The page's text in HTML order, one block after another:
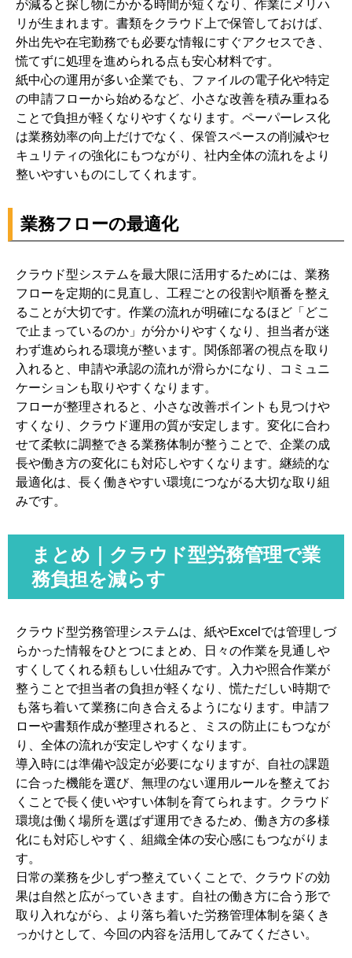
が減ると探し物にかかる時間が短くなり、作業にメリハ
リが生まれます。書類をクラウド上で保管しておけば、
外出先や在宅勤務でも必要な情報にすぐアクセスでき、
慌てずに処理を進められる点も安心材料です。
紙中心の運用が多い企業でも、ファイルの電子化や特定
の申請フローから始めるなど、小さな改善を積み重ねる
ことで負担が軽くなりやすくなります。ペーパーレス化
は業務効率の向上だけでなく、保管スペースの削減やセ
キュリティの強化にもつながり、社内全体の流れをより
整いやすいものにしてくれます。
業務フローの最適化
クラウド型システムを最大限に活用するためには、業務
フローを定期的に見直し、工程ごとの役割や順番を整え
ることが大切です。作業の流れが明確になるほど「どこ
で止まっているのか」が分かりやすくなり、担当者が迷
わず進められる環境が整います。関係部署の視点を取り
入れると、申請や承認の流れが滑らかになり、コミュニ
ケーションも取りやすくなります。
フローが整理されると、小さな改善ポイントも見つけや
すくなり、クラウド運用の質が安定します。変化に合わ
せて柔軟に調整できる業務体制が整うことで、企業の成
長や働き方の変化にも対応しやすくなります。継続的な
最適化は、長く働きやすい環境につながる大切な取り組
みです。
まとめ｜クラウド型労務管理で業
務負担を減らす
クラウド型労務管理システムは、紙やExcelでは管理しづ
らかった情報をひとつにまとめ、日々の作業を見通しや
すくしてくれる頼もしい仕組みです。入力や照合作業が
整うことで担当者の負担が軽くなり、慌ただしい時期で
も落ち着いて業務に向き合えるようになります。申請フ
ローや書類作成が整理されると、ミスの防止にもつなが
り、全体の流れが安定しやすくなります。
導入時には準備や設定が必要になりますが、自社の課題
に合った機能を選び、無理のない運用ルールを整えてお
くことで長く使いやすい体制を育てられます。クラウド
環境は働く場所を選ばず運用できるため、働き方の多様
化にも対応しやすく、組織全体の安心感にもつながりま
す。
日常の業務を少しずつ整えていくことで、クラウドの効
果は自然と広がっていきます。自社の働き方に合う形で
取り入れながら、より落ち着いた労務管理体制を築くき
っかけとして、今回の内容を活用してみてください。